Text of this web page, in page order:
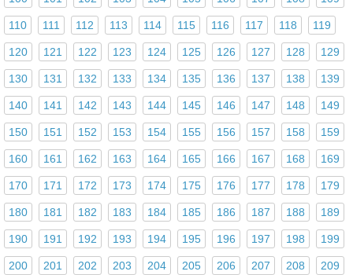
110 111 112 113 114 115 116 117 118 119
120 121 122 123 124 125 126 127 128 129
130 131 132 133 134 135 136 137 138 139
140 141 142 143 144 145 146 147 148 149
150 151 152 153 154 155 156 157 158 159
160 161 162 163 164 165 166 167 168 169
170 171 172 173 174 175 176 177 178 179
180 181 182 183 184 185 186 187 188 189
190 191 192 193 194 195 196 197 198 199
200 201 202 203 204 205 206 207 208 209